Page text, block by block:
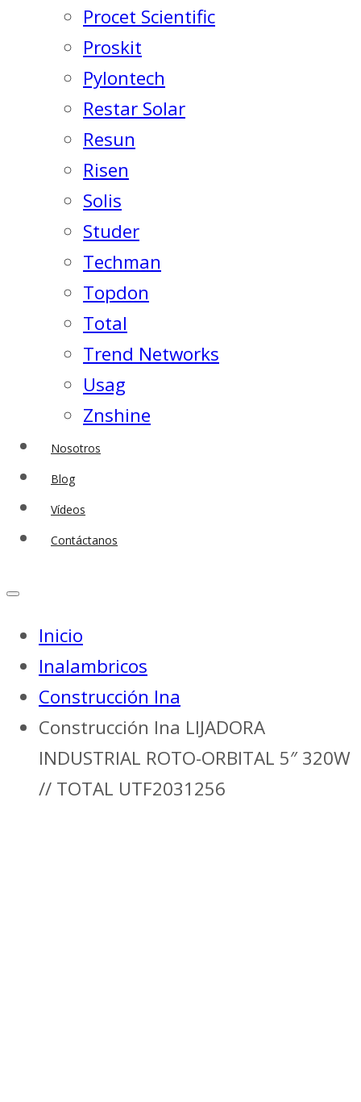
Procet Scientific
Proskit
Pylontech
Restar Solar
Resun
Risen
Solis
Studer
Techman
Topdon
Total
Trend Networks
Usag
Znshine
Nosotros
Blog
Vídeos
Contáctanos
Inicio
Inalambricos
Construcción Ina
Construcción Ina LIJADORA
INDUSTRIAL ROTO-ORBITAL 5″ 320W
// TOTAL UTF2031256